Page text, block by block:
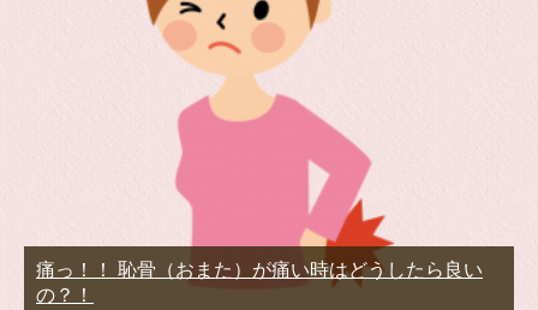
痛っ！！ 恥骨（おまた）が痛い時はどうしたら良い
の？！